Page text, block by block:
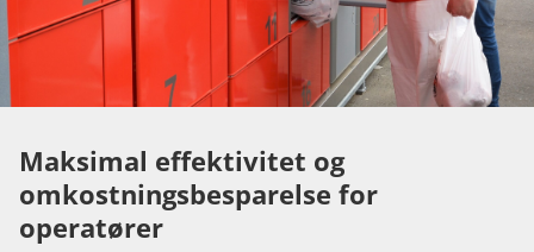
Maksimal effektivitet og
omkostningsbesparelse for
operatører